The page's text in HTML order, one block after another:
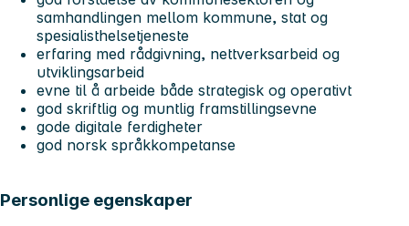
samhandlingen mellom kommune, stat og
spesialisthelsetjeneste
erfaring med rådgivning, nettverksarbeid og
utviklingsarbeid
evne til å arbeide både strategisk og operativt
god skriftlig og muntlig framstillingsevne
gode digitale ferdigheter
god norsk språkkompetanse
Personlige egenskaper